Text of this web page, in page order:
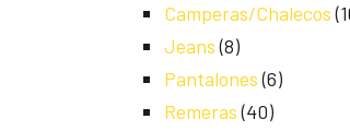
Camperas/Chalecos
Jeans (8)
Pantalones (6)
Remeras (40)